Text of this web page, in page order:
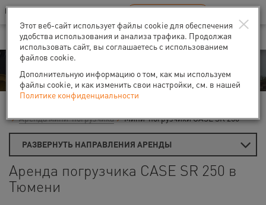
Ваш город:Тюмень
В Вашем регионе нет наших офисов RU EN
Аренда
Аренда мини-погрузчика
Мини-погрузчики CASE SR 250
РАЗВЕРНУТЬ НАПРАВЛЕНИЯ АРЕНДЫ
Аренда погрузчика CASE SR 250 в
Тюмени
×
Этот веб-сайт использует файлы cookie для обеспечения
удобства использования и анализа трафика. Продолжая
использовать сайт, вы соглашаетесь с использованием
файлов cookie.
Дополнительную информацию о том, как мы используем
файлы cookie, и как изменить свои настройки, см. в нашей
Политике конфиденциальности